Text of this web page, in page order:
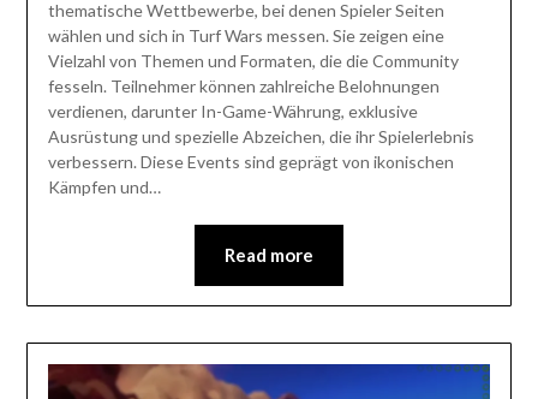
thematische Wettbewerbe, bei denen Spieler Seiten
wählen und sich in Turf Wars messen. Sie zeigen eine
Vielzahl von Themen und Formaten, die die Community
fesseln. Teilnehmer können zahlreiche Belohnungen
verdienen, darunter In-Game-Währung, exklusive
Ausrüstung und spezielle Abzeichen, die ihr Spielerlebnis
verbessern. Diese Events sind geprägt von ikonischen
Kämpfen und…
Read more